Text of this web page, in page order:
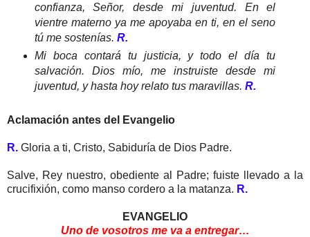
confianza, Señor, desde mi juventud. En el
vientre materno ya me apoyaba en ti, en el seno
tú me sostenías. R.
Mi boca contará tu justicia, y todo el día tu
salvación. Dios mío, me instruiste desde mi
juventud, y hasta hoy relato tus maravillas. R.
Aclamación antes del Evangelio
R. Gloria a ti, Cristo, Sabiduría de Dios Padre.
Salve, Rey nuestro, obediente al Padre; fuiste llevado a la
crucifixión, como manso cordero a la matanza. R.
EVANGELIO
Uno de vosotros me va a entregar…